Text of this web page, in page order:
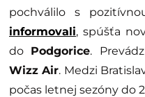
pochválilo s
informovali, spúšťa
do Podgorice.
Wizz Air. Medzi
počas letnej sezóny do